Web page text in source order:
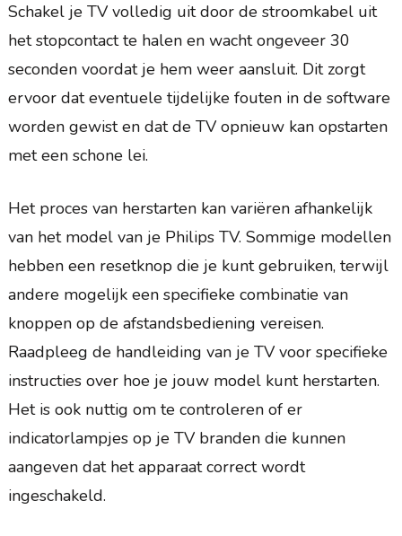
Schakel je TV volledig uit door de stroomkabel uit
het stopcontact te halen en wacht ongeveer 30
seconden voordat je hem weer aansluit. Dit zorgt
ervoor dat eventuele tijdelijke fouten in de software
worden gewist en dat de TV opnieuw kan opstarten
met een schone lei.
Het proces van herstarten kan variëren afhankelijk
van het model van je Philips TV. Sommige modellen
hebben een resetknop die je kunt gebruiken, terwijl
andere mogelijk een specifieke combinatie van
knoppen op de afstandsbediening vereisen.
Raadpleeg de handleiding van je TV voor specifieke
instructies over hoe je jouw model kunt herstarten.
Het is ook nuttig om te controleren of er
indicatorlampjes op je TV branden die kunnen
aangeven dat het apparaat correct wordt
ingeschakeld.